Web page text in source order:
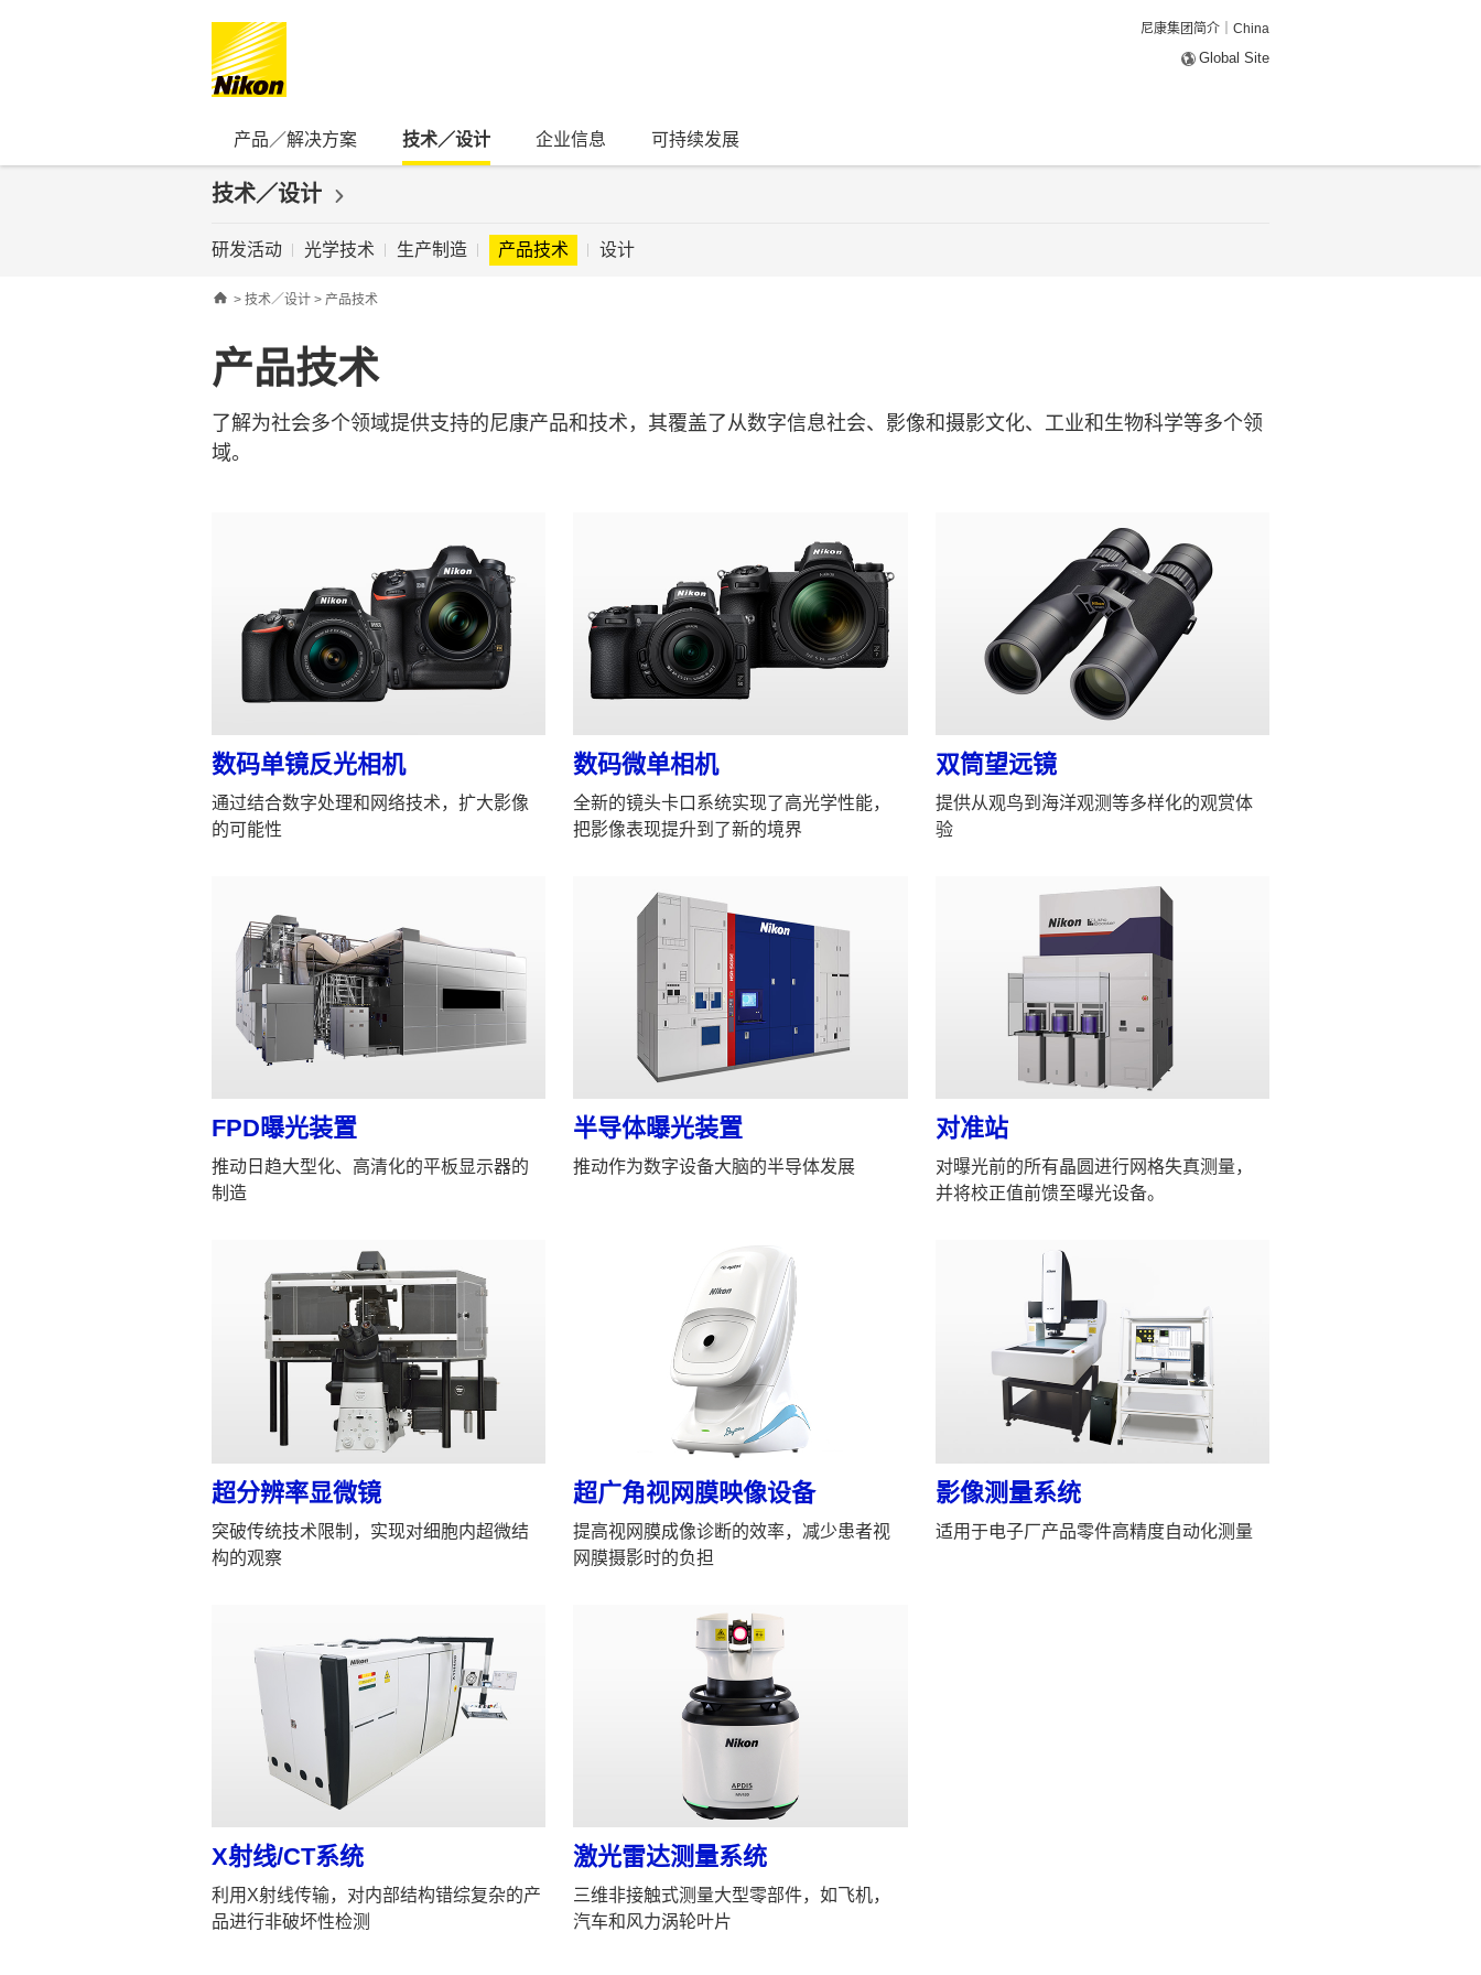
尼康集团简介｜China
Global Site
产品／解决方案 技术／设计 企业信息 可持续发展
技术／设计
研发活动 光学技术 生产制造 产品技术 设计
Home
> 技术／设计> 产品技术
产品技术
了解为社会多个领域提供支持的尼康产品和技术，其覆盖了从数字信息社会、影像和摄影文化、工业和生物科学等多个领
域。
数码单镜反光相机
通过结合数字处理和网络技术，扩大影像
的可能性
数码微单相机
全新的镜头卡口系统实现了高光学性能，
把影像表现提升到了新的境界
双筒望远镜
提供从观鸟到海洋观测等多样化的观赏体
验
FPD曝光装置
推动日趋大型化、高清化的平板显示器的
制造
半导体曝光装置
推动作为数字设备大脑的半导体发展
对准站
对曝光前的所有晶圆进行网格失真测量，
并将校正值前馈至曝光设备。
超分辨率显微镜
突破传统技术限制，实现对细胞内超微结
构的观察
超广角视网膜映像设备
提高视网膜成像诊断的效率，减少患者视
网膜摄影时的负担
影像测量系统
适用于电子厂产品零件高精度自动化测量
X射线/CT系统
利用X射线传输，对内部结构错综复杂的产
品进行非破坏性检测
激光雷达测量系统
三维非接触式测量大型零部件，如飞机，
汽车和风力涡轮叶片